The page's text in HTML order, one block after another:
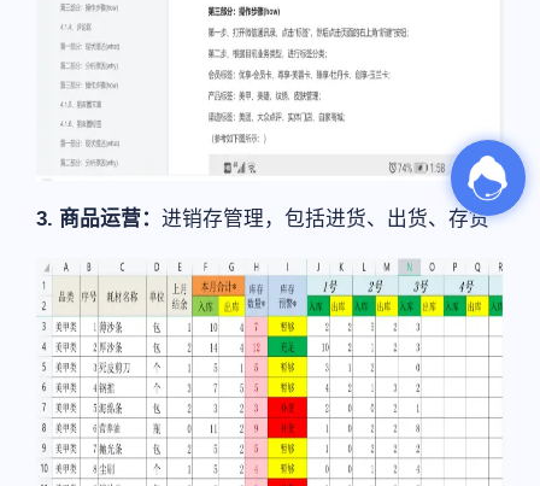
3. 商品运营： 进销存管理，包括进货、出货、存货